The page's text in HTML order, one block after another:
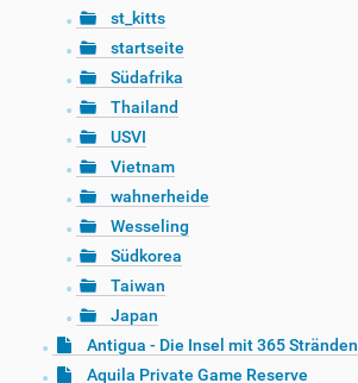
st_kitts
startseite
Südafrika
Thailand
USVI
Vietnam
wahnerheide
Wesseling
Südkorea
Taiwan
Japan
Antigua - Die Insel mit 365 Stränden
Aquila Private Game Reserve